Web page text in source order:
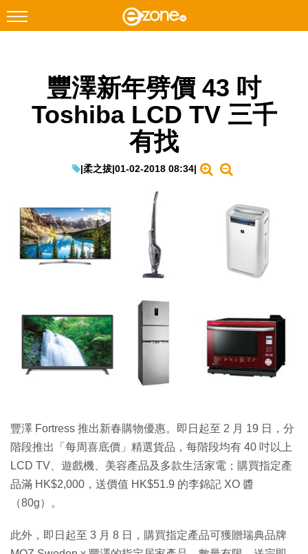
Facebook Instagram
科技焦點
EduTech
IT Times
Enterprise Digital Transformation
特集
豐澤新年劈價 43 吋
Toshiba LCD TV 三千
有找
|柔之拔|01-02-2018 08:34|
豐澤 Fortress 推出新春購物優惠。即日起至 2 月 19 日，分
階段推出「每周喜底價」精選貨品，每階段均有 40 吋以上
LCD TV、遊戲機、美容產品及多款生活家電；購買指定產
品滿 HK$2,000，送價值 HK$51.9 的李錦記 XO 醬
（80g）。
此外，即日起至 3 月 8 日，購買指定產品可獲贈瑞典品牌